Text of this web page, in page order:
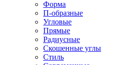
Форма
П-образные
Угловые
Прямые
Радиусные
Скошенные углы
Стиль